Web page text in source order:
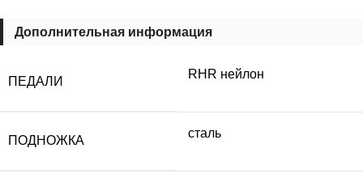
Дополнительная информация
ПЕДАЛИ
RHR нейлон
ПОДНОЖКА
сталь